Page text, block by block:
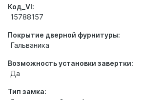
Код_VI:
15788157
Покрытие дверной фурнитуры:
Гальваника
Возможность установки завертки:
Да
Тип замка: